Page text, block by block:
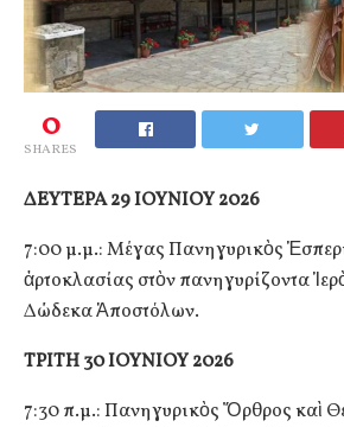
0
SHARES
ΔΕΥΤΕΡΑ 29 ΙΟΥΝΙΟΥ 2026
7:00 μ.μ.: Μέγας Πανηγυρικὸς
ἀρτοκλασίας στὸν πανηγυρίζοντα
Δώδεκα Ἀποστόλων.
ΤΡΙΤΗ 30 ΙΟΥΝΙΟΥ 2026
7:30 π.μ.: Πανηγυρικὸς Ὄρθρος καὶ